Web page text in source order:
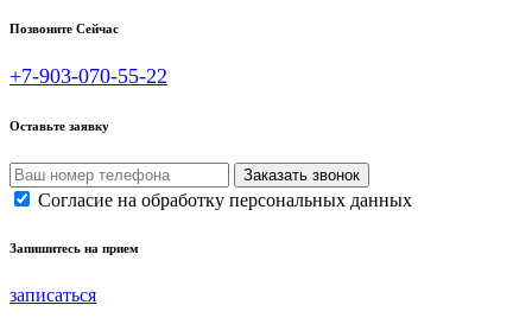
Позвоните Сейчас
+7-903-070-55-22
Оставьте заявку
Согласие на обработку персональных данных
Запишитесь на прием
записаться